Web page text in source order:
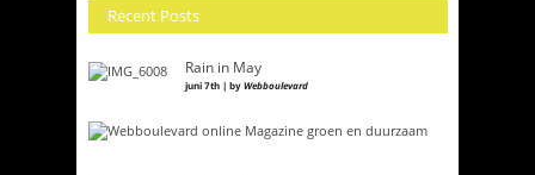
Recent Posts
Rain in May
juni 7th | byWebboulevard